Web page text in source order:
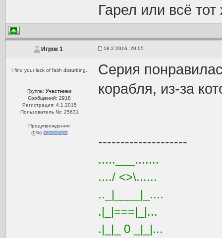
Гарел или всё
Игрок 1 18.2.2016, 20:05
I find your lack of faith disturbing.
Группа:Участники
Сообщений: 2918
Регистрация: 4.1.2015
Пользователь №: 25631
Предупреждения:
(0%)
Серия
корабля, из-за
--------------------
.....___.......
..../ <>\......
.._|____|_....
.|_|===|_|...
.|_|_ 0 _|_|...